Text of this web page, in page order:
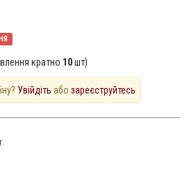
кратно 10шт)
Увійдіть або зареєструйтесь